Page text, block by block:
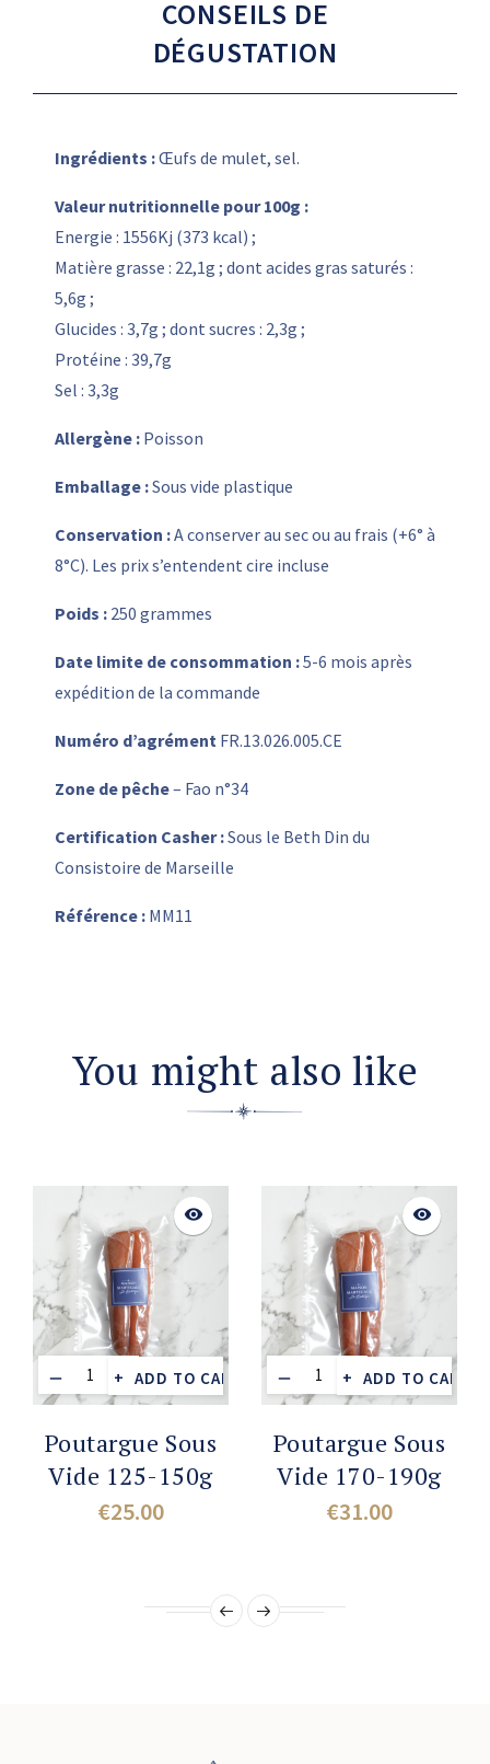
CONSEILS DE
DÉGUSTATION
Ingrédients :Œufs de mulet, sel.
Valeur nutritionnelle pour 100g :
Energie : 1556Kj (373 kcal) ;
Matière grasse : 22,1g ; dont acides gras saturés :
5,6g ;
Glucides : 3,7g ; dont sucres : 2,3g ;
Protéine : 39,7g
Sel : 3,3g
Allergène : Poisson
Emballage :Sous vide plastique
Conservation :A conserver au sec ou au frais (+6° à
8°C). Les prix s’entendent cire incluse
Poids : 250 grammes
Date limite de consommation :5-6 mois après
expédition de la commande
Numéro d’agrément FR.13.026.005.CE
Zone de pêche– Fao n°34
Certification Casher :Sous le Beth Din du
Consistoire de Marseille
Référence : MM11
You might also like
ADD TO CART
visibility
Poutargue Sous
Vide 125-150g
€25.00
ADD TO CART
visibility
Poutargue Sous
Vide 170-190g
€31.00